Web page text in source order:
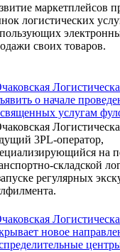
маркетплейсов
логистических
своих товаров.
о начале
услугам
3PL-оператор,
на
складской
регулярных
новое